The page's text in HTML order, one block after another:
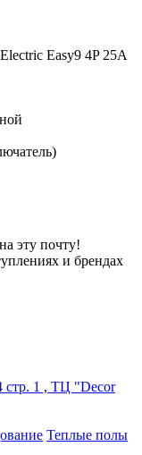
Easy9 4P 25А
эту почту!
и брендах
стр. 1 , ТЦ "Decor
Теплые полы